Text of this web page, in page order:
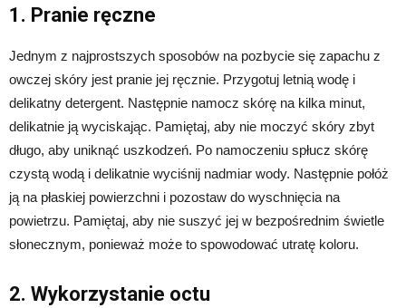
1. Pranie ręczne
Jednym z najprostszych sposobów na pozbycie się zapachu z
owczej skóry jest pranie jej ręcznie. Przygotuj letnią wodę i
delikatny detergent. Następnie namocz skórę na kilka minut,
delikatnie ją wyciskając. Pamiętaj, aby nie moczyć skóry zbyt
długo, aby uniknąć uszkodzeń. Po namoczeniu spłucz skórę
czystą wodą i delikatnie wyciśnij nadmiar wody. Następnie połóż
ją na płaskiej powierzchni i pozostaw do wyschnięcia na
powietrzu. Pamiętaj, aby nie suszyć jej w bezpośrednim świetle
słonecznym, ponieważ może to spowodować utratę koloru.
2. Wykorzystanie octu